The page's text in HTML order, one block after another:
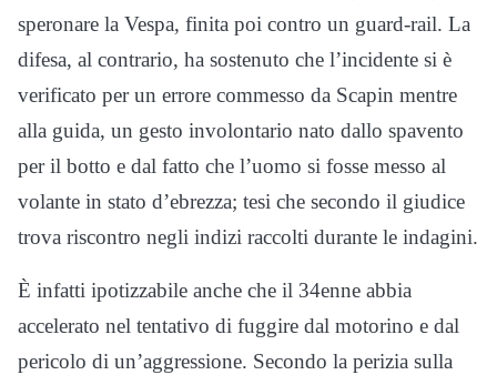
speronare la Vespa, finita poi contro un guard-rail. La
difesa, al contrario, ha sostenuto che l’incidente si è
verificato per un errore commesso da Scapin mentre
alla guida, un gesto involontario nato dallo spavento
per il botto e dal fatto che l’uomo si fosse messo al
volante in stato d’ebrezza; tesi che secondo il giudice
trova riscontro negli indizi raccolti durante le indagini.
È infatti ipotizzabile anche che il 34enne abbia
accelerato nel tentativo di fuggire dal motorino e dal
pericolo di un’aggressione. Secondo la perizia sulla